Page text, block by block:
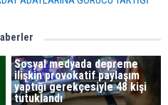
Sosyal medyada depreme
ilişkin provokatif paylaşım
yaptığı gerekçesiyle 48 kişi
tutuklandı